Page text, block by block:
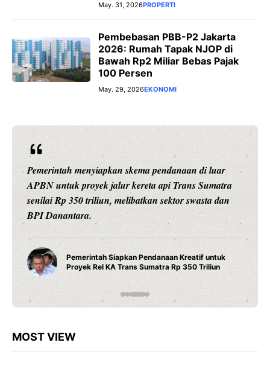
May. 31, 2026PROPERTI
Pembebasan PBB-P2 Jakarta
2026: Rumah Tapak NJOP di
Bawah Rp2 Miliar Bebas Pajak
100 Persen
May. 29, 2026EKONOMI
Pemerintah menyiapkan skema pendanaan di luar
APBN untuk proyek jalur kereta api Trans Sumatra
senilai Rp 350 triliun, melibatkan sektor swasta dan
BPI Danantara.
Pemerintah Siapkan Pendanaan Kreatif untuk
Proyek Rel KA Trans Sumatra Rp 350 Triliun
MOST VIEW